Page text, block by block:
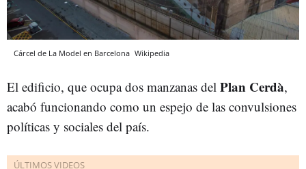
Cárcel de La Model en Barcelona Wikipedia
El edificio, que ocupa dos manzanas del Plan Cerdà,
acabó funcionando como un espejo de las convulsiones
políticas y sociales del país.